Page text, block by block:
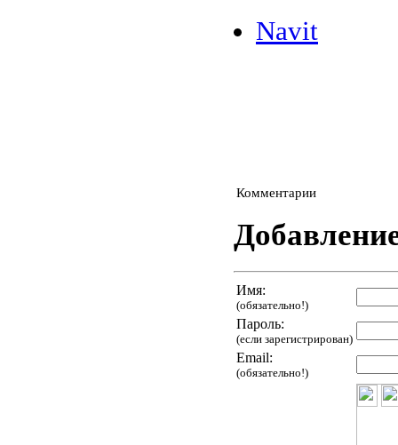
Navit
Комментарии
Имя:
(обязательно!)
Пароль:
(если зарегистрирован)
Email:
(обязательно!)